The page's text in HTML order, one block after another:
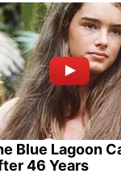
Blue Lagoon
46 Years